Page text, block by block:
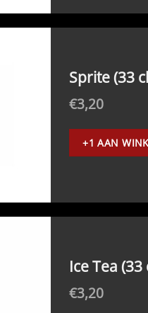
Sprite (33
€3,20
+1 AAN
Ice Tea (33
€3,20